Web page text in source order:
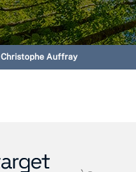
Christophe Auffray